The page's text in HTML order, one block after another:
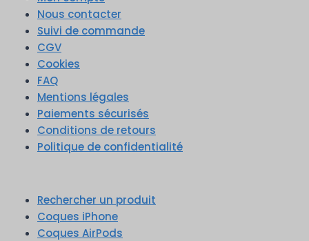
Nous contacter
Suivi de commande
CGV
Cookies
FAQ
Mentions légales
Paiements sécurisés
Conditions de retours
Politique de confidentialité
Rechercher un produit
Coques iPhone
Coques AirPods